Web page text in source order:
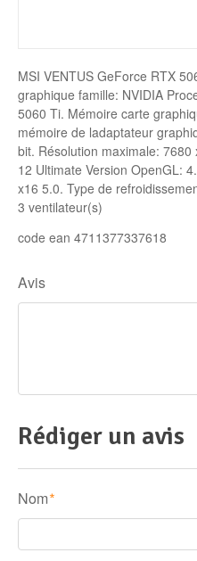
MSI VENTUS GeForce RTX
graphique famille: NVIDIA
5060 Ti. Mémoire carte
mémoire de ladaptateur
bit. Résolution maximale:
12 Ultimate Version OpenGL:
x16 5.0. Type de
3 ventilateur(s)
code ean 4711377337618
Avis
Rédiger un avis
Nom *